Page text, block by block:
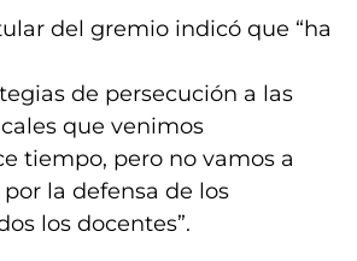
del gremio indicó que “ha
de persecución a las
que venimos
tiempo, pero no vamos a
la defensa de los
los docentes”.